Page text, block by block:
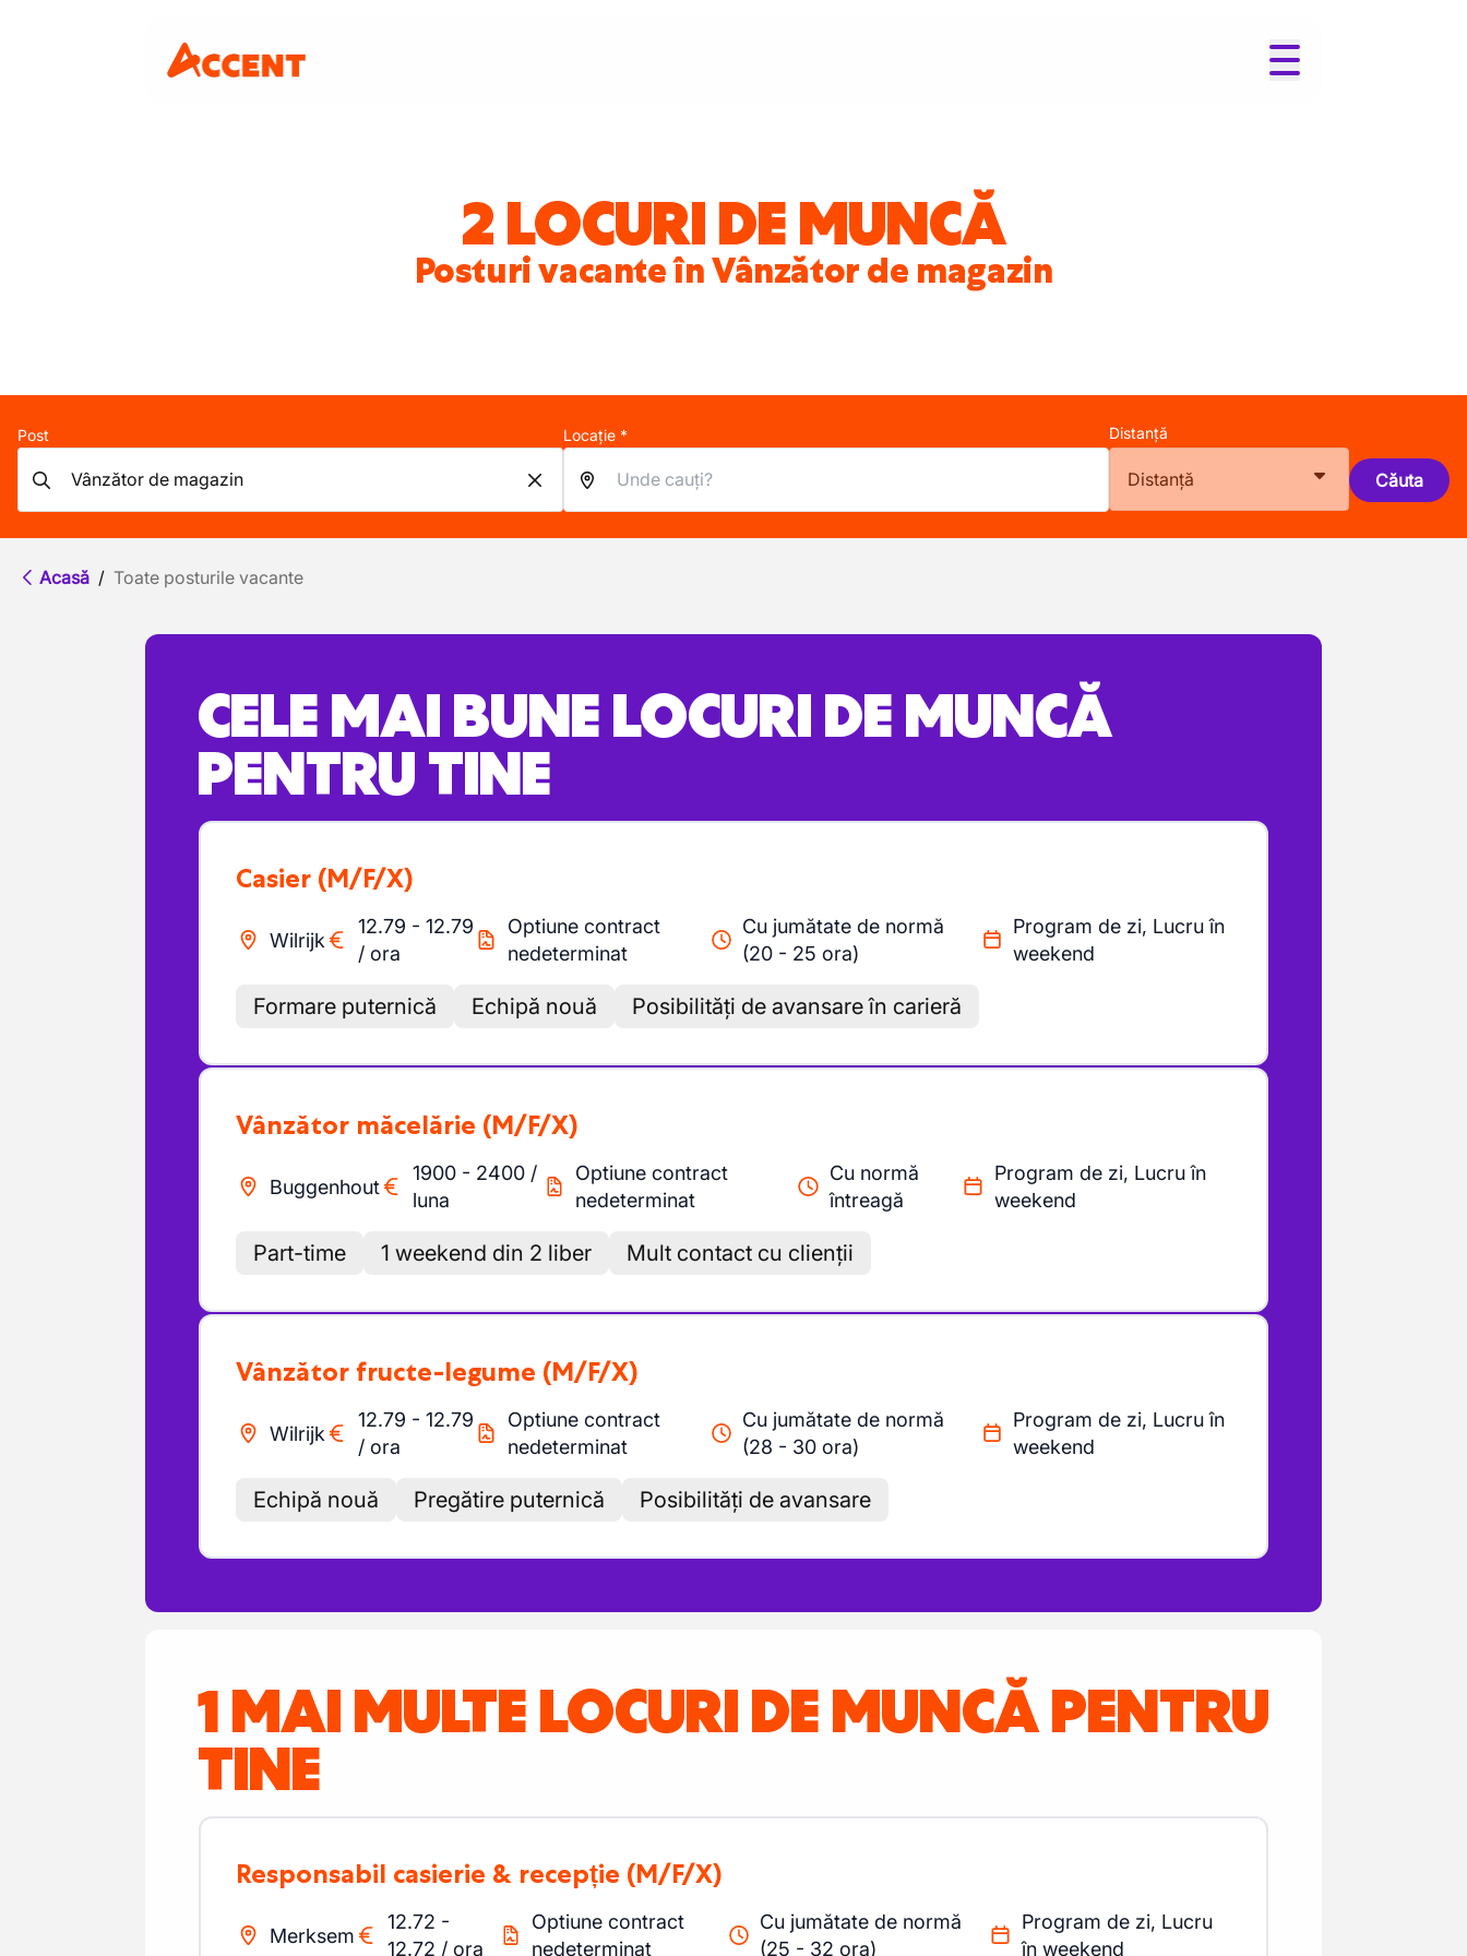
2 LOCURI DE MUNCĂ
Posturi vacante în Vânzător de magazin
Post Locație * Distanță
Distanță Căuta
Acasă / Toate posturile vacante
CELE MAI BUNE LOCURI DE MUNCĂ
PENTRU TINE
Casier (M/F/X)
Wilrijk
12.79 - 12.79
/ ora
Optiune contract
nedeterminat
Cu jumătate de normă
(20 - 25 ora)
Program de zi, Lucru în
weekend
Formare puternică Echipă nouă Posibilități de avansare în carieră
Vânzător măcelărie (M/F/X)
Buggenhout
1900 - 2400 /
luna
Optiune contract
nedeterminat
Cu normă
întreagă
Program de zi, Lucru în
weekend
Part-time 1 weekend din 2 liber Mult contact cu clienții
Vânzător fructe-legume (M/F/X)
Wilrijk
12.79 - 12.79
/ ora
Optiune contract
nedeterminat
Cu jumătate de normă
(28 - 30 ora)
Program de zi, Lucru în
weekend
Echipă nouă Pregătire puternică Posibilități de avansare
1 MAI MULTE LOCURI DE MUNCĂ PENTRU
TINE
Responsabil casierie & recepție (M/F/X)
Merksem
12.72 -
12.72 / ora
Optiune contract
nedeterminat
Cu jumătate de normă
(25 - 32 ora)
Program de zi, Lucru
în weekend